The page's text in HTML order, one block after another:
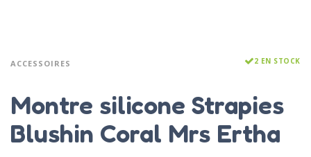
ACCESSOIRES 2 EN STOCK
Montre silicone Strapies
Blushin Coral Mrs Ertha